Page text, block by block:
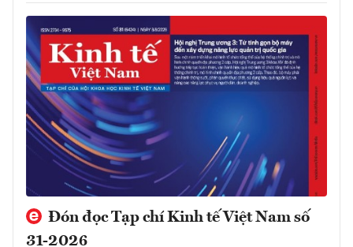
Đón đọc Tạp chí Kinh tế Việt Nam số
31-2026